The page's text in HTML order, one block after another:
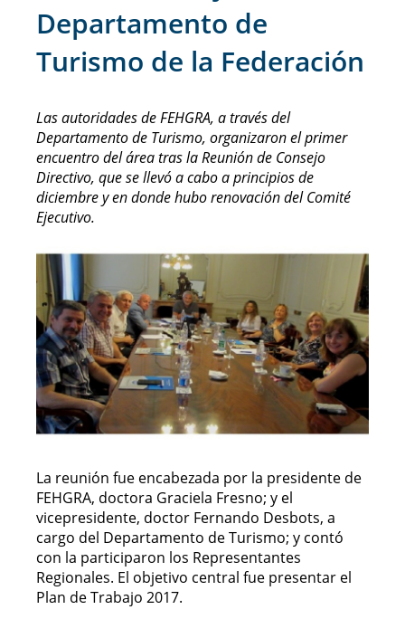
Departamento de
Turismo de la Federación
Las autoridades de FEHGRA, a través del
Departamento de Turismo, organizaron el primer
encuentro del área tras la Reunión de Consejo
Directivo, que se llevó a cabo a principios de
diciembre y en donde hubo renovación del Comité
Ejecutivo.
La reunión fue encabezada por la presidente de
FEHGRA, doctora Graciela Fresno; y el
vicepresidente, doctor Fernando Desbots, a
cargo del Departamento de Turismo; y contó
con la participaron los Representantes
Regionales. El objetivo central fue presentar el
Plan de Trabajo 2017.